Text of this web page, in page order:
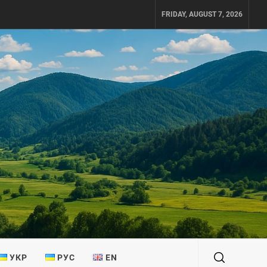
FRIDAY, AUGUST 7, 2026
УКР РУС EN